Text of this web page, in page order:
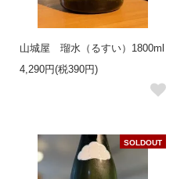
山城屋 瑠水（るすい）1800ml
4,290円(税390円)
SOLDOUT